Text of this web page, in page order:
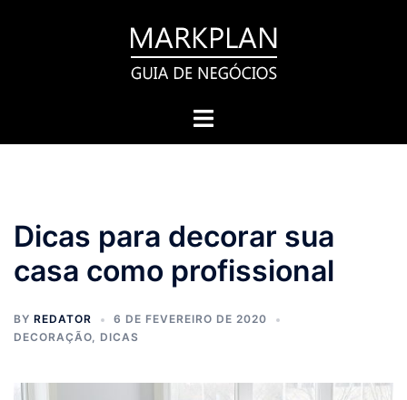
Toggle
Dicas para decorar sua
casa como profissional
BY REDATOR
6 DE FEVEREIRO DE 2020
DECORAÇÃO, DICAS